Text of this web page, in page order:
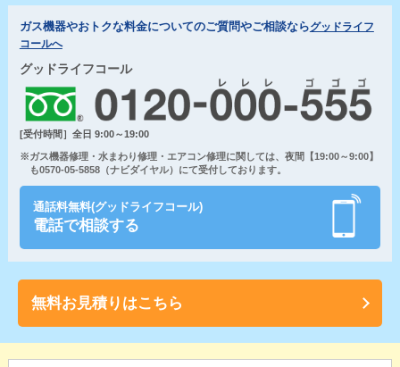
ガス機器やおトクな料金についてのご質問やご相談ならグッドライフ
コールへ
グッドライフコール
[受付時間］全日 9:00～19:00
※ガス機器修理・水まわり修理・エアコン修理に関しては、夜間【19:00～9:00】
も0570-05-5858（ナビダイヤル）にて受付しております。
通話料無料(グッドライフコール)
電話で相談する
無料お見積りはこちら